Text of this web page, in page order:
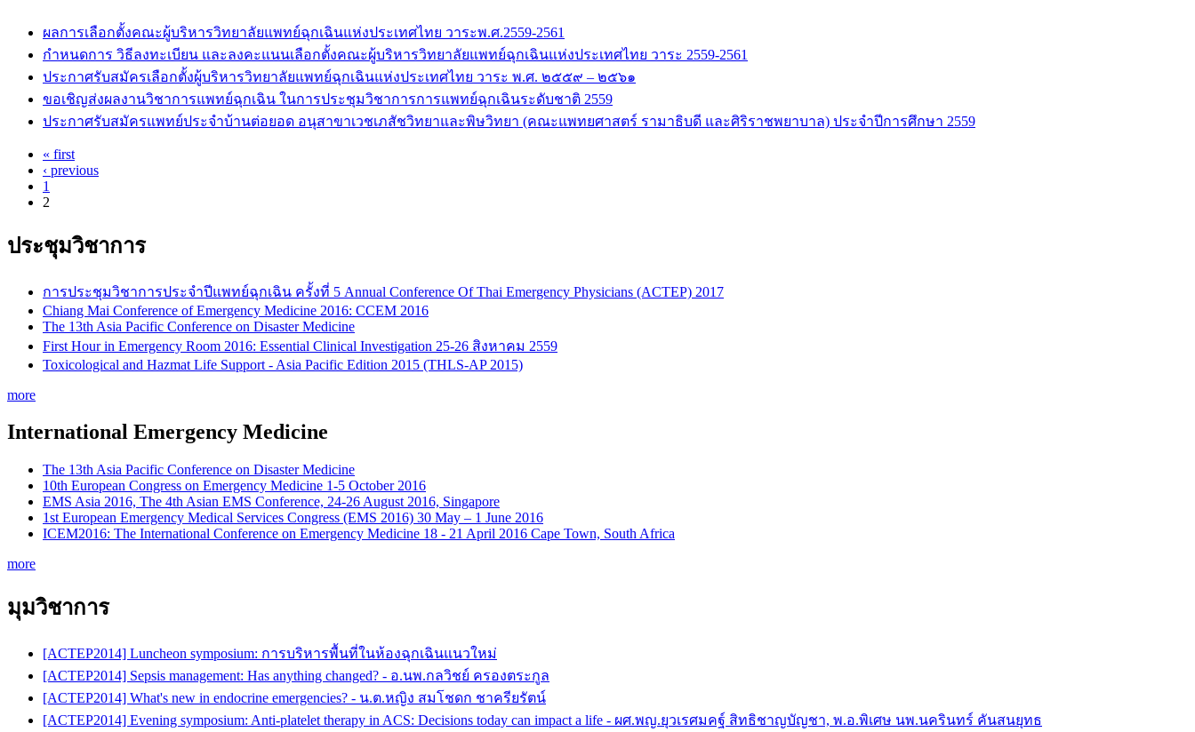
ผลการเลือกตั้งคณะผู้บริหารวิทยาลัยแพทย์ฉุกเฉินแห่งประเทศไทย วาระพ.ศ.2559-2561
กำหนดการ วิธีลงทะเบียน และลงคะแนนเลือกตั้งคณะผู้บริหารวิทยาลัยแพทย์ฉุกเฉินแห่งประเทศไทย วาระ 2559-2561
ประกาศรับสมัครเลือกตั้งผู้บริหารวิทยาลัยแพทย์ฉุกเฉินแห่งประเทศไทย วาระ พ.ศ. ๒๕๕๙ – ๒๕๖๑
ขอเชิญส่งผลงานวิชาการแพทย์ฉุกเฉิน ในการประชุมวิชาการการแพทย์ฉุกเฉินระดับชาติ 2559
ประกาศรับสมัครแพทย์ประจำบ้านต่อยอด อนุสาขาเวชเภสัชวิทยาและพิษวิทยา (คณะแพทยศาสตร์ รามาธิบดี และศิริราชพยาบาล) ประจำปีการศึกษา 2559
Pages
« first
‹ previous
1
2
ประชุมวิชาการ
การประชุมวิชาการประจำปีแพทย์ฉุกเฉิน ครั้งที่ 5 Annual Conference Of Thai Emergency Physicians (ACTEP) 2017
Chiang Mai Conference of Emergency Medicine 2016: CCEM 2016
The 13th Asia Pacific Conference on Disaster Medicine
First Hour in Emergency Room 2016: Essential Clinical Investigation 25-26 สิงหาคม 2559
Toxicological and Hazmat Life Support - Asia Pacific Edition 2015 (THLS-AP 2015)
more
International Emergency Medicine
The 13th Asia Pacific Conference on Disaster Medicine
10th European Congress on Emergency Medicine 1-5 October 2016
EMS Asia 2016, The 4th Asian EMS Conference, 24-26 August 2016, Singapore
1st European Emergency Medical Services Congress (EMS 2016) 30 May – 1 June 2016
ICEM2016: The International Conference on Emergency Medicine 18 - 21 April 2016 Cape Town, South Africa
more
มุมวิชาการ
[ACTEP2014] Luncheon symposium: การบริหารพื้นที่ในห้องฉุกเฉินแนวใหม่
[ACTEP2014] Sepsis management: Has anything changed? - อ.นพ.กลวิชย์ ครองตระกูล
[ACTEP2014] What's new in endocrine emergencies? - น.ต.หญิง สมโชดก ชาครียรัตน์
[ACTEP2014] Evening symposium: Anti-platelet therapy in ACS: Decisions today can impact a life - ผศ.พญ.ยุวเรศมคฐ์ สิทธิชาญบัญชา, พ.อ.พิเศษ นพ.นครินทร์ คันสนยุทธ